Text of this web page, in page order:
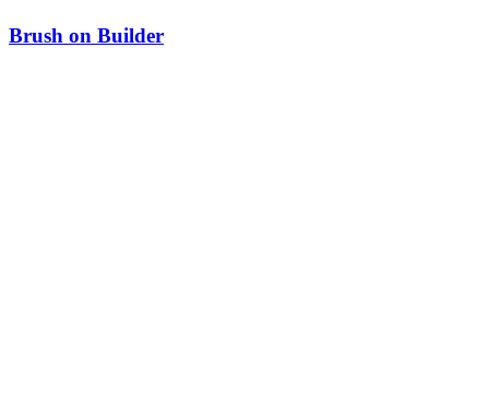
Brush on Builder